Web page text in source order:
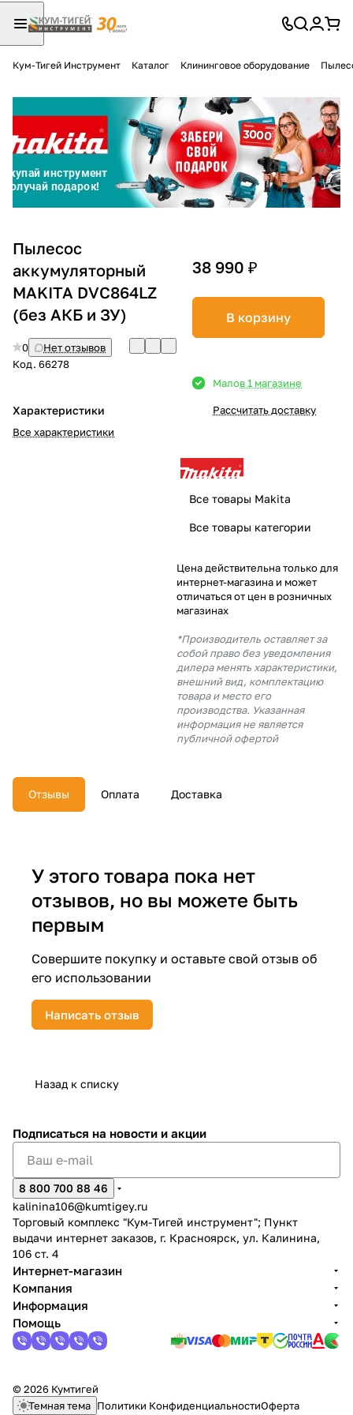
Кум-Тигей Инструмент Каталог Клининговое оборудование
Пылесос
аккумуляторный
MAKITA DVC864LZ
(без АКБ и ЗУ)
0
Нет отзывов
Код. 66278
Характеристики
Все характеристики
38 990 ₽
В корзину
Малов 1 магазине
Рассчитать доставку
Все товары Makita
Все товары категории
Цена действительна только для
интернет-магазина и может
отличаться от цен в розничных
магазинах
*Производитель оставляет за
собой право без уведомления
дилера менять характеристики,
внешний вид, комплектацию
товара и место его
производства. Указанная
информация не является
публичной офертой
Отзывы Оплата Доставка
У этого товара пока нет
отзывов, но вы можете быть
первым
Совершите покупку и оставьте свой отзыв об
его использовании
Написать отзыв
Назад к списку
Подписаться на новости и акции
8 800 700 88 46
kalinina106@kumtigey.ru
Торговый комплекс "Кум-Тигей инструмент"; Пункт
выдачи интернет заказов, г. Красноярск, ул. Калинина,
106 ст. 4
Интернет-магазин
Компания
Информация
Помощь
© 2026 Кумтигей
Темная тема Политики КонфиденциальностиОферта
Разбейте
оплатуна части
без переплат
График платежей
Сегодня
25
% картой любого банка
% будут
с вашей карты
недели
раз в 2 недели